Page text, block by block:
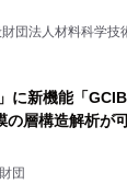
団法人材料科学技
に新機能「
層構造解析が
団